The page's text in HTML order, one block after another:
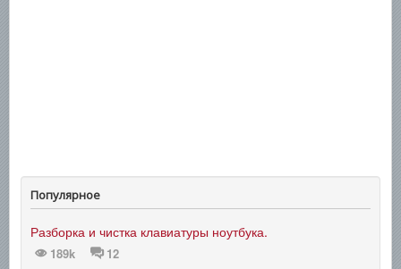
Популярное
Разборка и чистка клавиатуры ноутбука.
189k 12